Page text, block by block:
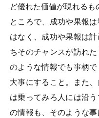
ど優れた価値が現れるも
ところで、成功や果報
はなく、成功や果報は
ちそのチャンスが訪れ
のような情報でも事柄
大事にすること。また
は乗ってみろ人には沿
の情報も、そのような